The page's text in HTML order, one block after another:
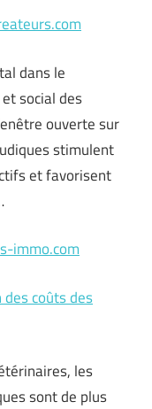
dans le
social des
ouverte sur
stimulent
et favorisent
immo.com
coûts des
les
sont de plus